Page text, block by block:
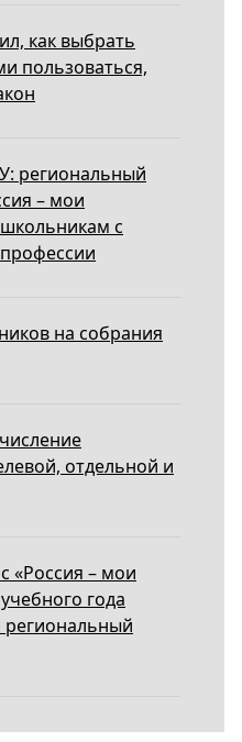
как выбрать
пользоваться,
региональный
– мои
с
на собрания
отдельной и
«Россия – мои
года
региональный